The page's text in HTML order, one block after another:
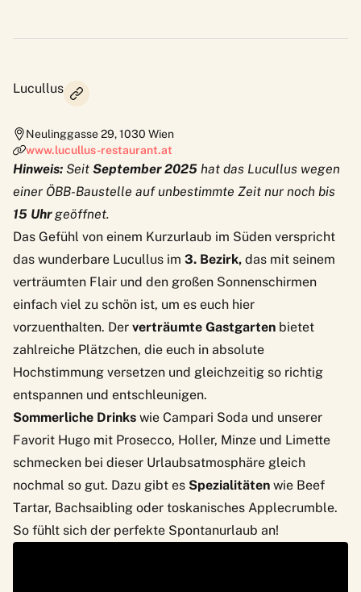
Lucullus
Neulinggasse 29,1030 Wien
www.lucullus-restaurant.at
Hinweis: Seit September 2025 hat das Lucullus wegen
einer ÖBB-Baustelle auf unbestimmte Zeit nur noch bis
15 Uhrgeöffnet.
Das Gefühl von einem Kurzurlaub im Süden verspricht
das wunderbare Lucullus im 3. Bezirk, das mit seinem
verträumten Flair und den großen Sonnenschirmen
einfach viel zu schön ist, um es euch hier
vorzuenthalten. Der verträumte Gastgarten bietet
zahlreiche Plätzchen, die euch in absolute
Hochstimmung versetzen und gleichzeitig so richtig
entspannen und entschleunigen.
Sommerliche Drinks wie Campari Soda und unserer
Favorit Hugo mit Prosecco, Holler, Minze und Limette
schmecken bei dieser Urlaubsatmosphäre gleich
nochmal so gut. Dazu gibt es Spezialitäten wie Beef
Tartar, Bachsaibling oder toskanisches Applecrumble.
So fühlt sich der perfekte Spontanurlaub an!